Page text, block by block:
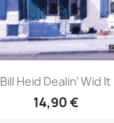
Bill Heid Dealin’ Wid It
14,90 €